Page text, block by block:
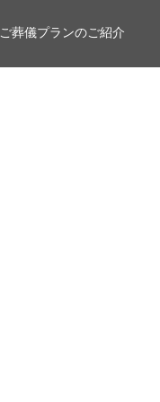
ご葬儀プランのご紹介